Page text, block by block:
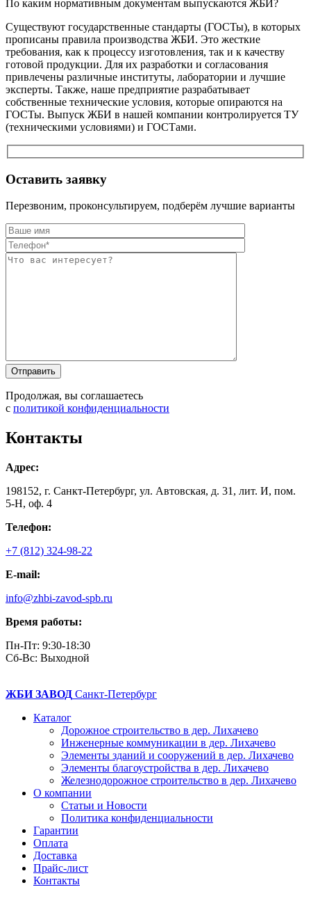
По каким нормативным документам выпускаются ЖБИ?
Существуют государственные стандарты (ГОСТы), в которых
прописаны правила производства ЖБИ. Это жесткие
требования, как к процессу изготовления, так и к качеству
готовой продукции. Для их разработки и согласования
привлечены различные институты, лаборатории и лучшие
эксперты. Также, наше предприятие разрабатывает
собственные технические условия, которые опираются на
ГОСТы. Выпуск ЖБИ в нашей компании контролируется ТУ
(техническими условиями) и ГОСТами.
Оставить заявку
Перезвоним, проконсультируем, подберём лучшие варианты
Продолжая, вы соглашаетесь
с политикой конфиденциальности
Контакты
Адрес:
198152, г. Санкт-Петербург, ул. Автовская, д. 31, лит. И, пом.
5-Н, оф. 4
Телефон:
+7 (812) 324-98-22
E-mail:
info@zhbi-zavod-spb.ru
Время работы:
Пн-Пт: 9:30-18:30
Cб-Вс: Выходной
ЖБИ ЗАВОД Санкт-Петербург
Каталог
Дорожное строительство в дер. Лихачево
Инженерные коммуникации в дер. Лихачево
Элементы зданий и сооружений в дер. Лихачево
Элементы благоустройства в дер. Лихачево
Железнодорожное строительство в дер. Лихачево
О компании
Статьи и Новости
Политика конфиденциальности
Гарантии
Оплата
Доставка
Прайс-лист
Контакты